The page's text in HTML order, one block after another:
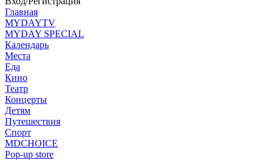
Главная
MYDAYTV
MYDAY SPECIAL
Календарь
Места
Еда
Кино
Театр
Концерты
Детям
Путешествия
Спорт
MDCHOICE
Pop-up store